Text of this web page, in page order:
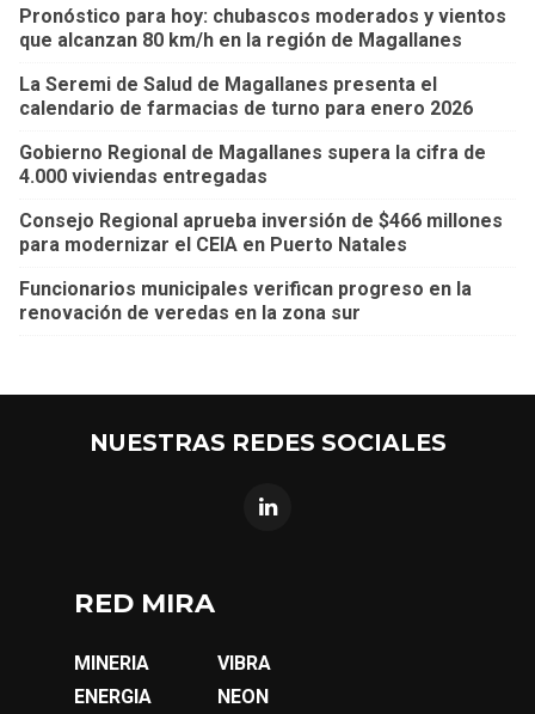
Pronóstico para hoy: chubascos moderados y vientos
que alcanzan 80 km/h en la región de Magallanes
La Seremi de Salud de Magallanes presenta el
calendario de farmacias de turno para enero 2026
Gobierno Regional de Magallanes supera la cifra de
4.000 viviendas entregadas
Consejo Regional aprueba inversión de $466 millones
para modernizar el CEIA en Puerto Natales
Funcionarios municipales verifican progreso en la
renovación de veredas en la zona sur
NUESTRAS REDES SOCIALES
RED MIRA
MINERIA
ENERGIA
VIBRA
NEON